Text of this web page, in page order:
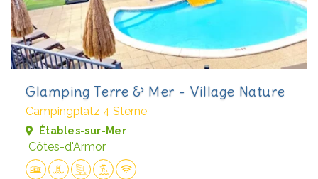
Glamping Terre & Mer - Village Nature
Campingplatz 4 Sterne
Étables-sur-Mer
Côtes-d'Armor